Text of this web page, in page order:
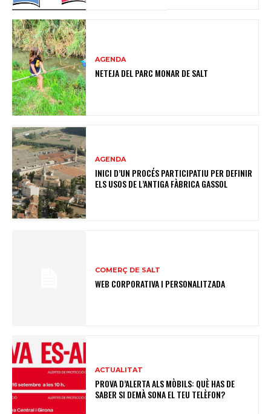
AGENDA
NETEJA DEL PARC MONAR DE SALT
AGENDA
INICI D’UN PROCÉS PARTICIPATIU PER DEFINIR
ELS USOS DE L’ANTIGA FÀBRICA GASSOL
COMERÇ DE SALT
WEB CORPORATIVA I PERSONALITZADA
ACTUALITAT
PROVA D’ALERTA ALS MÒBILS: QUÈ HAS DE
SABER SI DEMÀ SONA EL TEU TELÈFON?